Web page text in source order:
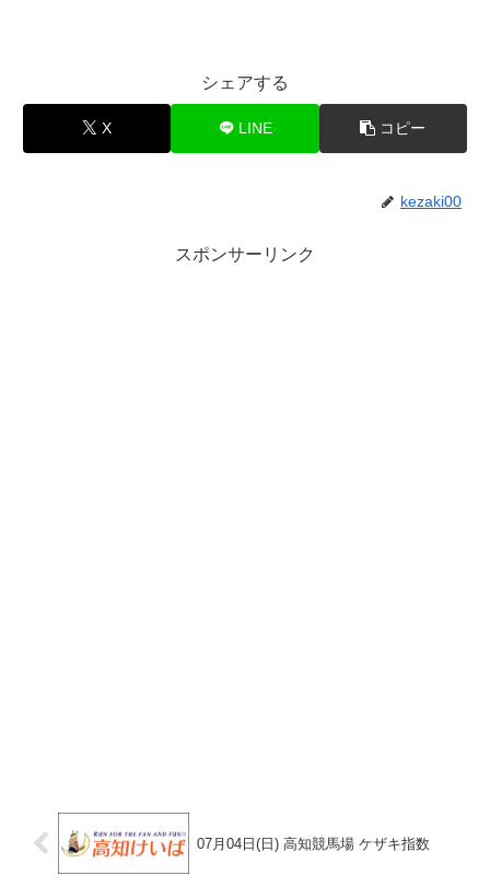
シェアする
X LINE コピー
kezaki00
スポンサーリンク
07月04日(日) 高知競馬場 ケザキ指数